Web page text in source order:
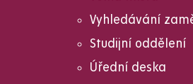
Vyhledávání
Studijní oddělení
Úřední deska